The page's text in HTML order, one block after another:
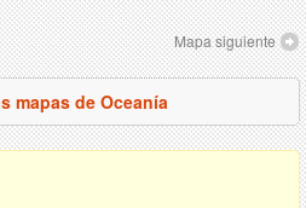
Mapa siguiente
mapas de Oceanía